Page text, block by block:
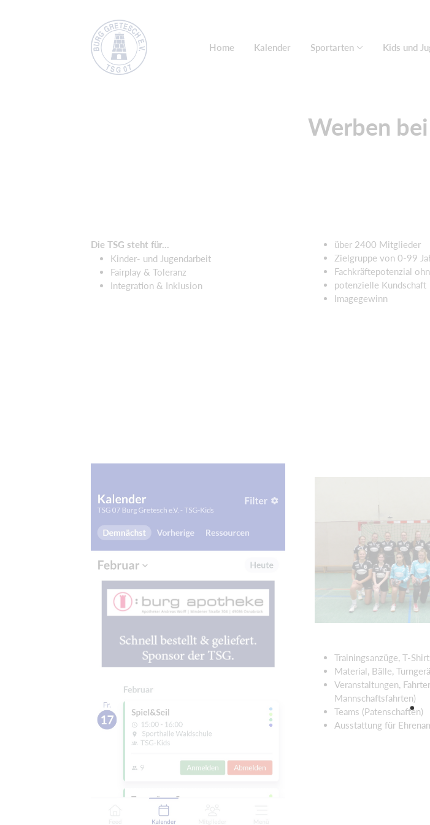
Home Kalender Sportarten Kids und
Werben
Die TSG steht für...
Kinder- und Jugendarbeit
Fairplay & Toleranz
Integration & Inklusion
über 2400 Mitglieder
Zielgruppe von 0-99
Fachkräftepotenzial
potenzielle Kundschaft
Imagegewinn
Trainingsanzüge, T-
Material, Bälle,
Veranstaltungen,
Mannschaftsfahrten)
Teams (Patenschaften)
Ausstattung für